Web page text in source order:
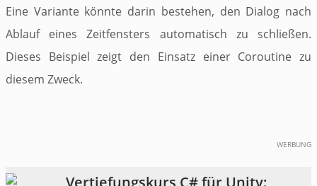
Eine Variante könnte darin bestehen, den Dialog nach
Ablauf eines Zeitfensters automatisch zu schließen.
Dieses Beispiel zeigt den Einsatz einer Coroutine zu
diesem Zweck.
WERBUNG
Vertiefungskurs C# für Unity: